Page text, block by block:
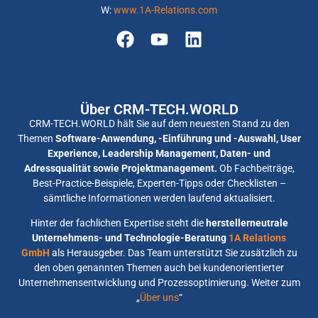
W:www.1A-Relations.com
Über CRM-TECH.WORLD
CRM-TECH.WORLD hält Sie auf dem neuesten Stand zu den
Themen Software-Anwendung, -Einführung und -Auswahl, User
Experience, Leadership Management, Daten- und
Adressqualität sowie Projektmanagement. Ob Fachbeiträge,
Best-Practice-Beispiele, Experten-Tipps oder Checklisten –
sämtliche Informationen werden laufend aktualisiert.
Hinter der fachlichen Expertise steht die herstellerneutrale
Unternehmens- und Technologie-Beratung 1A Relations
GmbH als Herausgeber. Das Team unterstützt Sie zusätzlich zu
den oben genannten Themen auch bei kundenorientierter
Unternehmensentwicklung und Prozessoptimierung. Weiter zum
„Über uns“